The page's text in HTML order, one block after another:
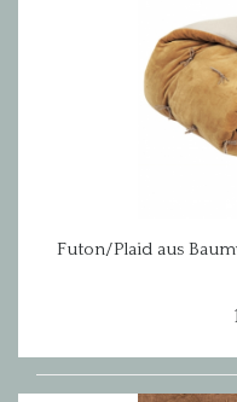
Futon/Plaid aus